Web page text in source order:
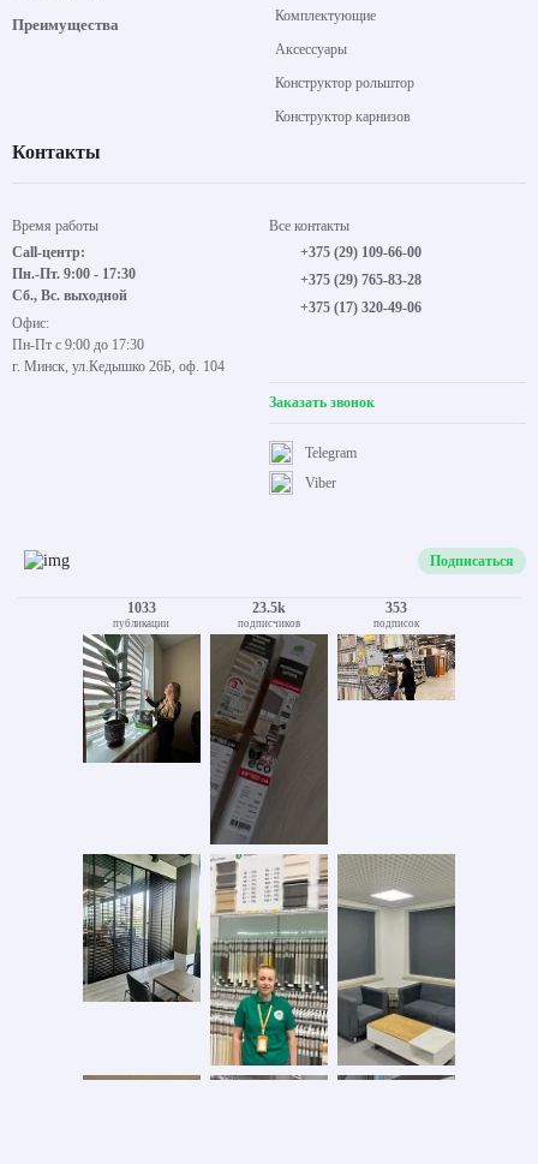
Преимущества
Комплектующие
Аксессуары
Конструктор рольштор
Конструктор карнизов
Контакты
Время работы
Call-центр:
Пн.-Пт. 9:00 - 17:30
Сб., Вс. выходной
Офис:
Пн-Пт с 9:00 до 17:30
г. Минск, ул.Кедышко 26Б, оф. 104
Все контакты
+375 (29) 109-66-00
+375 (29) 765-83-28
+375 (17) 320-49-06
Заказать звонок
Viber
Telegram
Подписаться
1033
публикации
23.5k
подписчиков
353
подписок